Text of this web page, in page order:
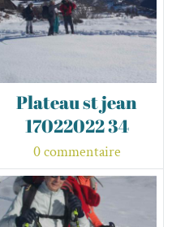
Plateau st jean
17022022 34
0 commentaire